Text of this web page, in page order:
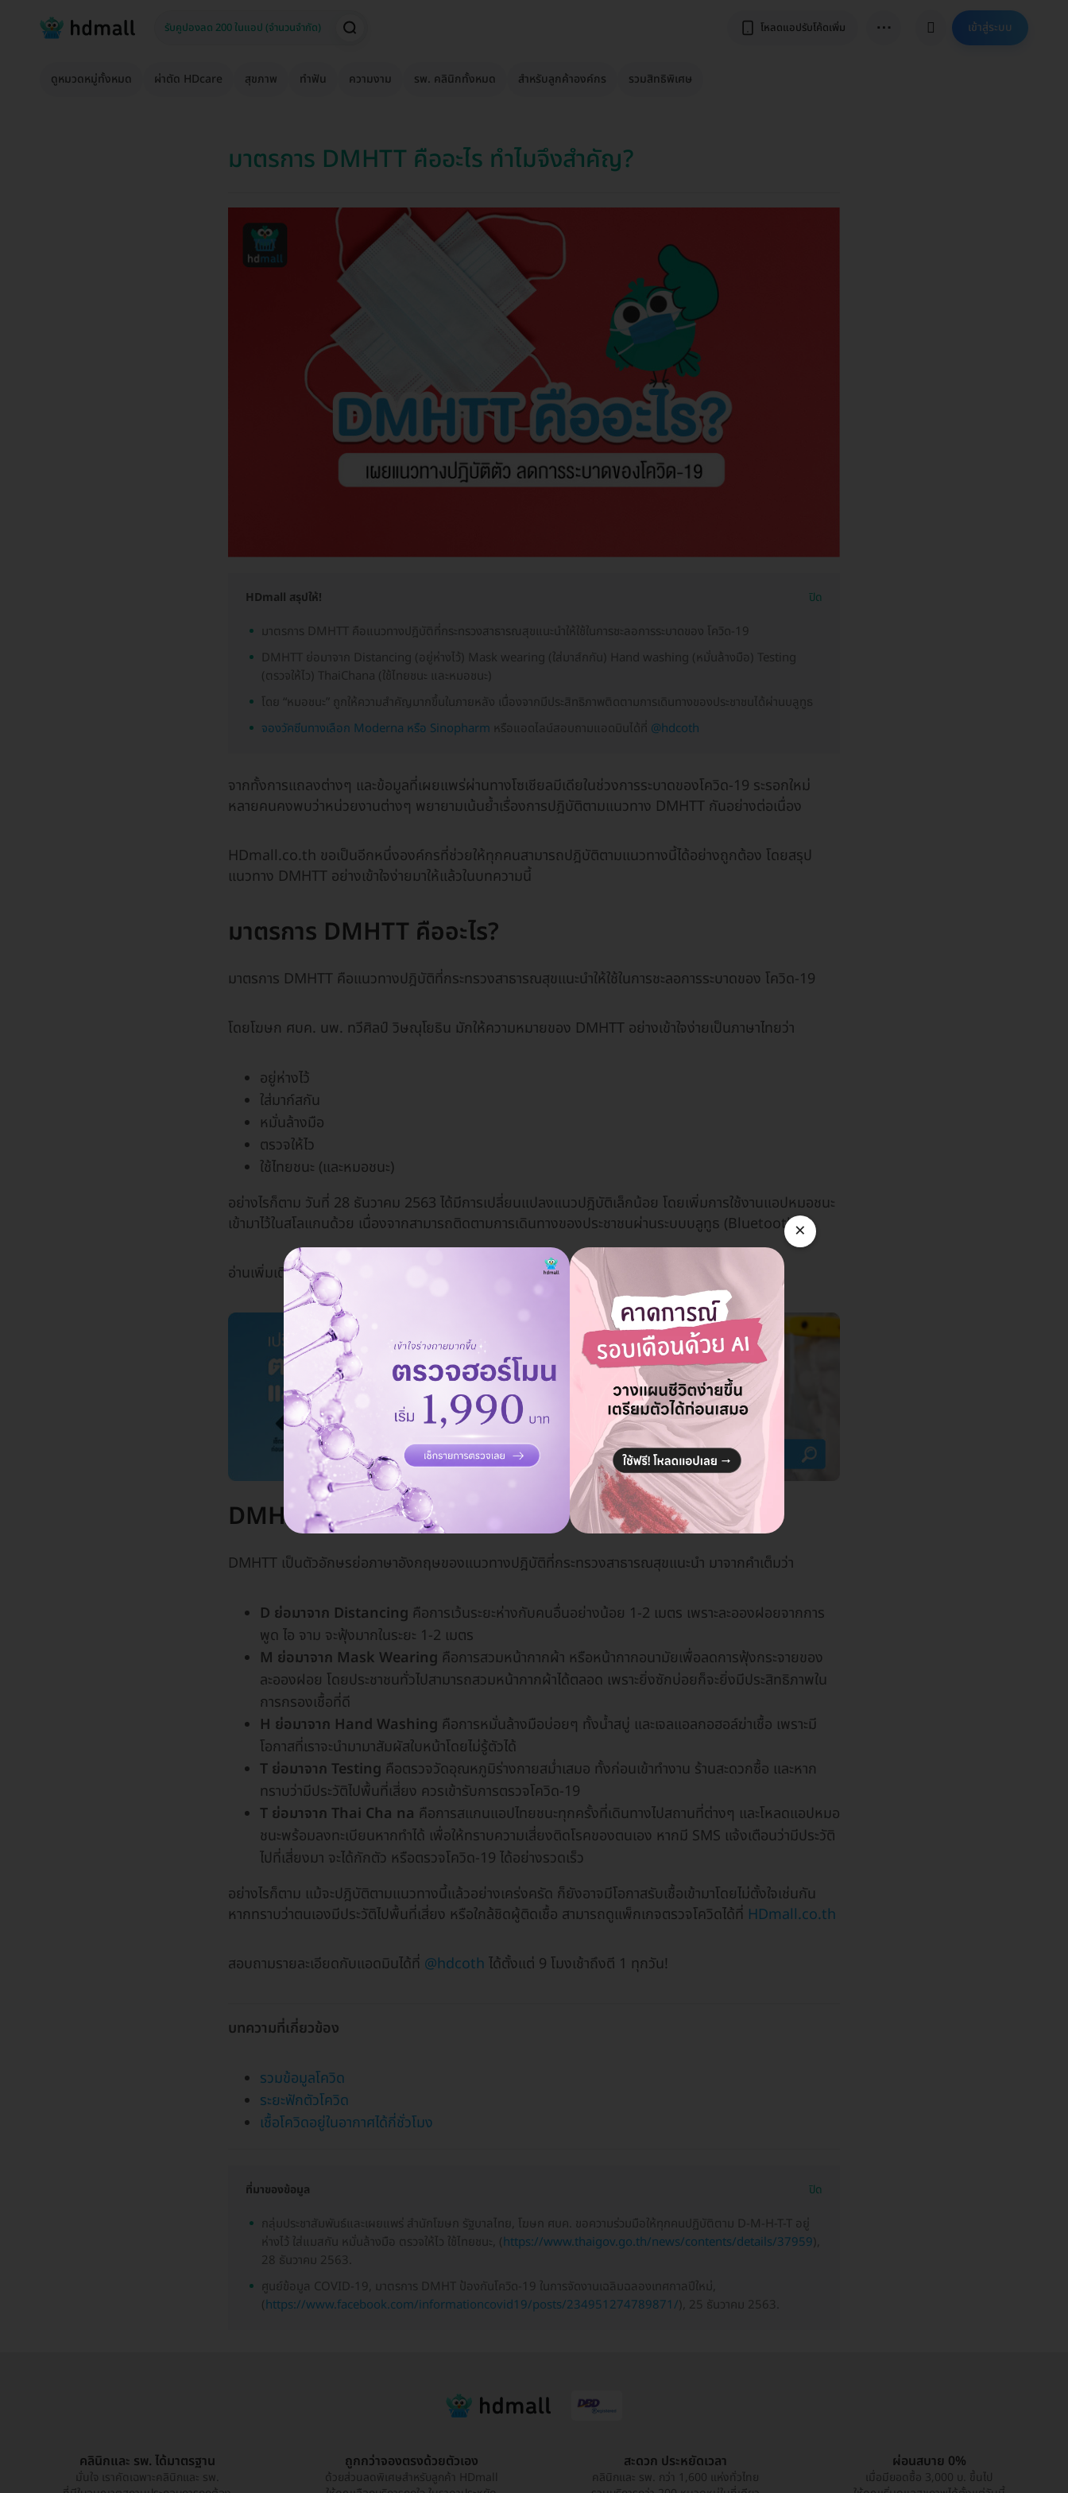
โหลดแอปรับโค้ดเพิ่ม ⋯ เข้าสู่ระบบ
ดูหมวดหมู่ทั้งหมด ผ่าตัด HDcare สุขภาพ ทำฟัน ความงาม รพ. คลินิกทั้งหมด สำหรับลูกค้าองค์กร รวมสิทธิพิเศษ
มาตรการ DMHTT คืออะไร ทำไมจึงสำคัญ?
HDmall สรุปให้! ปิด
มาตรการ DMHTT คือแนวทางปฎิบัติที่กระทรวงสาธารณสุขแนะนำให้ใช้ในการชะลอการระบาดของ โควิด-19
DMHTT ย่อมาจาก Distancing (อยู่ห่างไว้) Mask wearing (ใส่มาส์กกัน) Hand washing (หมั่นล้างมือ) Testing
(ตรวจให้ไว) ThaiChana (ใช้ไทยชนะ และหมอชนะ)
โดย “หมอชนะ” ถูกให้ความสำคัญมากขึ้นในภายหลัง เนื่องจากมีประสิทธิภาพติดตามการเดินทางของประชาชนได้ผ่านบลูทูธ
จองวัคซีนทางเลือก Moderna หรือ Sinopharm หรือแอดไลน์สอบถามแอดมินได้ที่ @hdcoth
จากทั้งการแถลงต่างๆ และข้อมูลที่เผยแพร่ผ่านทางโซเชียลมีเดียในช่วงการระบาดของโควิด-19 ระรอกใหม่
หลายคนคงพบว่าหน่วยงานต่างๆ พยายามเน้นย้ำเรื่องการปฎิบัติตามแนวทาง DMHTT กันอย่างต่อเนื่อง
HDmall.co.th ขอเป็นอีกหนึ่งองค์กรที่ช่วยให้ทุกคนสามารถปฎิบัติตามแนวทางนี้ได้อย่างถูกต้อง โดยสรุป
แนวทาง DMHTT อย่างเข้าใจง่ายมาให้แล้วในบทความนี้
มาตรการ DMHTT คืออะไร?
มาตรการ DMHTT คือแนวทางปฎิบัติที่กระทรวงสาธารณสุขแนะนำให้ใช้ในการชะลอการระบาดของ โควิด-19
โดยโฆษก ศบค. นพ. ทวีศิลป์ วิษณุโยธิน มักให้ความหมายของ DMHTT อย่างเข้าใจง่ายเป็นภาษาไทยว่า
อยู่ห่างไว้
ใส่มาก์สกัน
หมั่นล้างมือ
ตรวจให้ไว
ใช้ไทยชนะ (และหมอชนะ)
อย่างไรก็ตาม วันที่ 28 ธันวาคม 2563 ได้มีการเปลี่ยนแปลงแนวปฎิบัติเล็กน้อย โดยเพิ่มการใช้งานแอปหมอชนะ
เข้ามาไว้ในสโลแกนด้วย เนื่องจากสามารถติดตามการเดินทางของประชาชนผ่านระบบบลูทูธ (Bluetooth)
อ่านเพิ่มเติม:ขั้นตอนตรวจโควิด
DMHTT ย่อมาจากอะไร?
DMHTT เป็นตัวอักษรย่อภาษาอังกฤษของแนวทางปฎิบัติที่กระทรวงสาธารณสุขแนะนำ มาจากคำเต็มว่า
D ย่อมาจาก Distancing คือการเว้นระยะห่างกับคนอื่นอย่างน้อย 1-2 เมตร เพราะละอองฝอยจากการ
พูด ไอ จาม จะฟุ้งมากในระยะ 1-2 เมตร
M ย่อมาจาก Mask Wearing คือการสวมหน้ากากผ้า หรือหน้ากากอนามัยเพื่อลดการฟุ้งกระจายของ
ละอองฝอย โดยประชาชนทั่วไปสามารถสวมหน้ากากผ้าได้ตลอด เพราะยิ่งซักบ่อยก็จะยิ่งมีประสิทธิภาพใน
การกรองเชื้อที่ดี
H ย่อมาจาก Hand Washing คือการหมั่นล้างมือบ่อยๆ ทั้งน้ำสบู่ และเจลแอลกอฮอล์ฆ่าเชื้อ เพราะมี
โอกาสที่เราจะนำมามาสัมผัสใบหน้าโดยไม่รู้ตัวได้
T ย่อมาจาก Testing คือตรวจวัดอุณหภูมิร่างกายสม่ำเสมอ ทั้งก่อนเข้าทำงาน ร้านสะดวกซื้อ และหาก
ทราบว่ามีประวัติไปพื้นที่เสี่ยง ควรเข้ารับการตรวจโควิด-19
T ย่อมาจาก Thai Cha na คือการสแกนแอปไทยชนะทุกครั้งที่เดินทางไปสถานที่ต่างๆ และโหลดแอปหมอ
ชนะพร้อมลงทะเบียนหากทำได้ เพื่อให้ทราบความเสี่ยงติดโรคของตนเอง หากมี SMS แจ้งเตือนว่ามีประวัติ
ไปที่เสี่ยงมา จะได้กักตัว หรือตรวจโควิด-19 ได้อย่างรวดเร็ว
อย่างไรก็ตาม แม้จะปฎิบัติตามแนวทางนี้แล้วอย่างเคร่งครัด ก็ยังอาจมีโอกาสรับเชื้อเข้ามาโดยไม่ตั้งใจเช่นกัน
หากทราบว่าตนเองมีประวัติไปพื้นที่เสี่ยง หรือใกล้ชิดผู้ติดเชื้อ สามารถดูแพ็กเกจตรวจโควิดได้ที่ HDmall.co.th
สอบถามรายละเอียดกับแอดมินได้ที่ @hdcoth ได้ตั้งแต่ 9 โมงเช้าถึงตี 1 ทุกวัน!
บทความที่เกี่ยวข้อง
รวมข้อมูลโควิด
ระยะฟักตัวโควิด
เชื้อโควิดอยู่ในอากาศได้กี่ชั่วโมง
ที่มาของข้อมูล ปิด
กลุ่มประชาสัมพันธ์และเผยแพร่ สำนักโฆษก รัฐบาลไทย, โฆษก ศบค. ขอความร่วมมือให้ทุกคนปฏิบัติตาม D-M-H-T-T อยู่
ห่างไว้ ใส่แมสกัน หมั่นล้างมือ ตรวจให้ไว ใช้ไทยชนะ, (https://www.thaigov.go.th/news/contents/details/37959),
28 ธันวาคม 2563.
ศูนย์ข้อมูล COVID-19, มาตรการ DMHT ป้องกันโควิด-19 ในการจัดงานเฉลิมฉลองเทศกาลปีใหม่,
(https://www.facebook.com/informationcovid19/posts/234951274789871/), 25 ธันวาคม 2563.
คลินิกและ รพ. ได้มาตรฐาน
มั่นใจ เราคัดเฉพาะคลินิกและ รพ.
ถูกกว่าจองตรงด้วยตัวเอง
ด้วยส่วนลดพิเศษสำหรับลูกค้า HDmall
สะดวก ประหยัดเวลา
คลินิกและ รพ. กว่า 1,600 แห่งทั่วไทย
ผ่อนสบาย 0%
เมื่อมียอดซื้อ 3,000 บ. ขึ้นไป
×